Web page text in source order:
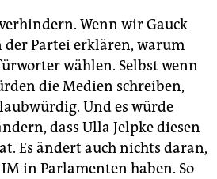
Wenn wir Gauck
der Partei erklären, warum
wählen. Selbst wenn
die Medien schreiben,
Und es würde
dass Ulla Jelpke diesen
Es ändert auch nichts daran,
in Parlamenten haben. So